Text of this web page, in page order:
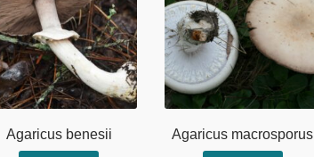
Agaricus benesii Agaricus macrosporus